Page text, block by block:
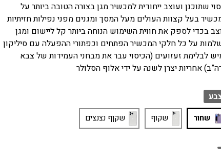
שתוכנן ועוצב ייחודית למכשיר מגן בצורה הטובה ביותר על
בעל קצוות העולים מעל המסך ומגנים מפני נפילות חזיתיות
בכדי לספק את חווית השימוש הנוחה ביותר קל ליישום ומגן
על כל חלקי המכשיר הפתחים וכפתורי ההפעלה עם סיליקון
לבלימת זעזועים (הכיסוי עבר את מבחני העמידות של צבא
אחריות יצרן לשנה על ידי אלוף הסלולר
שחור
שקוף שקןף נצנצים